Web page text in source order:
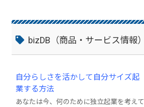
bizDB（商品・サービス情報）
自分らしさを活かして自分サイズ起
業する方法
あなたは今、何のために独立起業を考えて